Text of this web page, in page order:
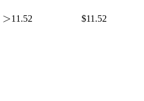
>11.52 $11.52